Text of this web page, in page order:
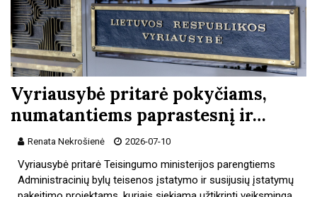
Vyriausybė pritarė pokyčiams,
numatantiems paprastesnį ir…
Renata Nekrošienė 2026-07-10
Vyriausybė pritarė Teisingumo ministerijos parengtiems
Administracinių bylų teisenos įstatymo ir susijusių įstatymų